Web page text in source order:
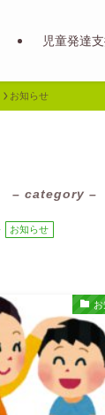
児童発達
お知らせ
– category –
お知らせ